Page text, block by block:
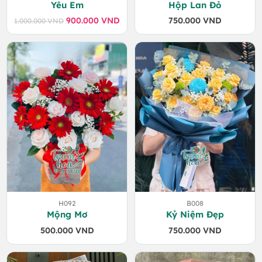
Yêu Em
1.000.000VND Giá
gốc
là:
1.000.000 VND.
900.000 VND
Giá
hiện
tại
900.000 VND.
Hộp Lan Đỏ
750.000 VND
H092
Mộng Mơ
500.000 VND
B008
Kỷ Niệm Đẹp
750.000 VND